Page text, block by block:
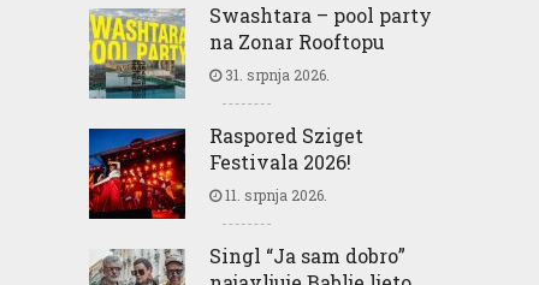
Swashtara – pool party
na Zonar Rooftopu
31. srpnja 2026.
Raspored Sziget
Festivala 2026!
11. srpnja 2026.
Singl “Ja sam dobro”